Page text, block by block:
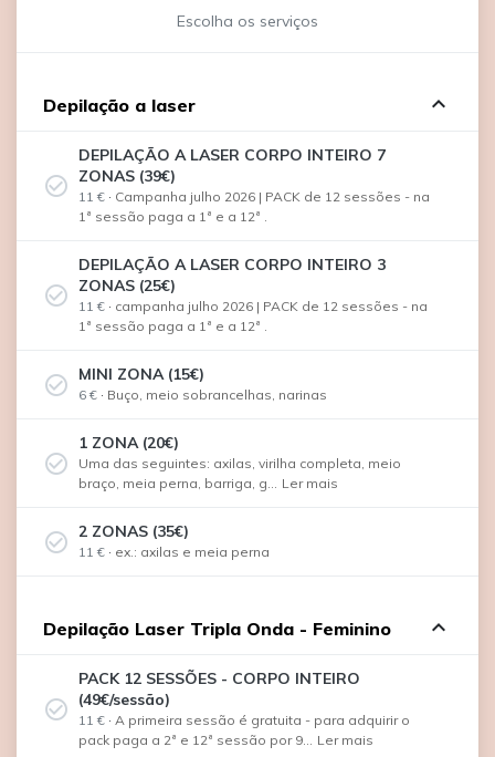
Escolha os serviços
Depilação a laser expand_less
check_circle_outline
DEPILAÇÃO A LASER CORPO INTEIRO 7
ZONAS (39€)
11 € · Campanha julho 2026 | PACK de 12 sessões - na
1ª sessão paga a 1ª e a 12ª .
check_circle_outline
DEPILAÇÃO A LASER CORPO INTEIRO 3
ZONAS (25€)
11 € · campanha julho 2026 | PACK de 12 sessões - na
1ª sessão paga a 1ª e a 12ª .
check_circle_outline MINI ZONA (15€)
6 € · Buço, meio sobrancelhas, narinas
check_circle_outline
1 ZONA (20€)
Uma das seguintes: axilas, virilha completa, meio
braço, meia perna, barriga, g... Ler mais
check_circle_outline 2 ZONAS (35€)
11 € · ex.: axilas e meia perna
Depilação Laser Tripla Onda - Feminino expand_less
check_circle_outline
PACK 12 SESSÕES - CORPO INTEIRO
(49€/sessão)
11 € · A primeira sessão é gratuita - para adquirir o
pack paga a 2ª e 12ª sessão por 9... Ler mais